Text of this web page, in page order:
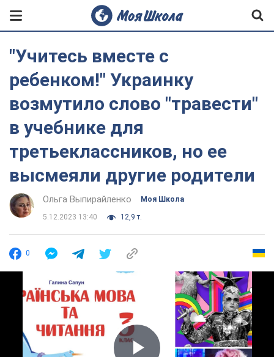
"Учитесь вместе с
ребенком!" Украинку
возмутило слово "травести"
в учебнике для
третьеклассников, но ее
высмеяли другие родители
Ольга Выпирайленко Моя Школа
5.12.2023 13:40 12,9 т.
0